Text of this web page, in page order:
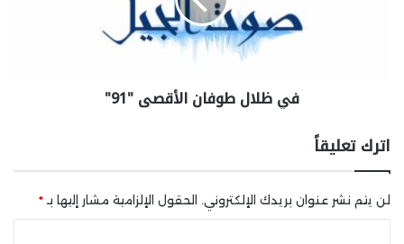
في ظلال طوفان الأقصى "91"
اترك تعليقاً
لن يتم نشر عنوان بريدك الإلكتروني. الحقول الإلزامية مشار إليها بـ*